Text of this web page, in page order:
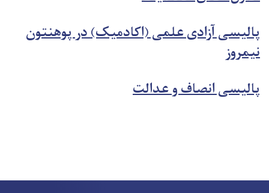
پالیسی آزادی علمی (اکادمیک) در پوهنتون
نیمروز
پالیسی انصاف و عدالت